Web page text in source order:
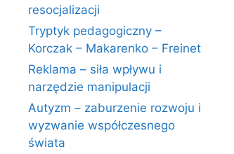
resocjalizacji
Tryptyk pedagogiczny –
Korczak – Makarenko – Freinet
Reklama – siła wpływu i
narzędzie manipulacji
Autyzm – zaburzenie rozwoju i
wyzwanie współczesnego
świata